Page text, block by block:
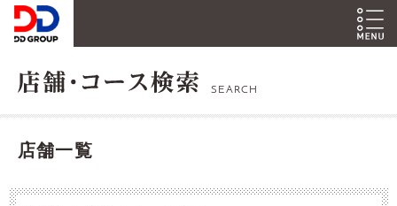
SEARCH
店舗一覧